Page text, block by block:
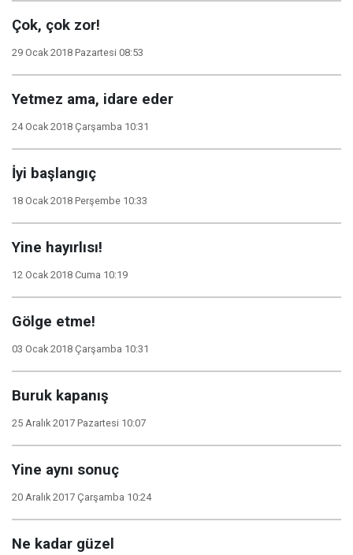
Çok, çok zor!
29 Ocak 2018 Pazartesi 08:53
Yetmez ama, idare eder
24 Ocak 2018 Çarşamba 10:31
İyi başlangıç
18 Ocak 2018 Perşembe 10:33
Yine hayırlısı!
12 Ocak 2018 Cuma 10:19
Gölge etme!
03 Ocak 2018 Çarşamba 10:31
Buruk kapanış
25 Aralık 2017 Pazartesi 10:07
Yine aynı sonuç
20 Aralık 2017 Çarşamba 10:24
Ne kadar güzel